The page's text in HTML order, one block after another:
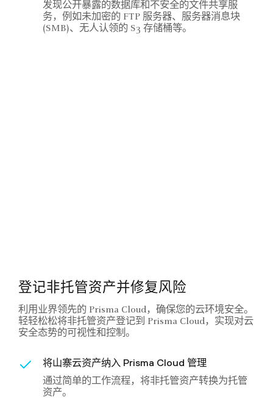
发现公开暴露的数据库和不安全的文件共享服
务，例如未加密的 FTP 服务器、服务器消息块
(SMB)、无人认领的 S3 存储桶等。
登记非托管资产并修复风险
利用业界领先的 Prisma Cloud，确保您的云环境安全。
轻轻松松将非托管资产登记到 Prisma Cloud，实现对云
安全态势的可视性和控制。
将山寨云资产纳入 Prisma Cloud 管理
通过简单的工作流程，将非托管资产转换为托管
资产。